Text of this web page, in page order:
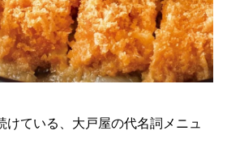
けている、大戸屋の代名詞メニュ